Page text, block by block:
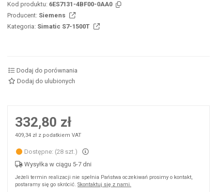
Kod produktu: 6ES7131-4BF00-0AA0
Producent: Siemens
Kategoria: Simatic S7-1500T
Dodaj do porównania
Dodaj do ulubionych
332,80 zł
409,34 zł z podatkiem VAT
Dostępne: (28 szt.)
Wysyłka w ciągu 5-7 dni
Jeżeli termin realizacji nie spełnia Państwa oczekiwań prosimy o kontakt,
postaramy się go skrócić. Skontaktuj się z nami.